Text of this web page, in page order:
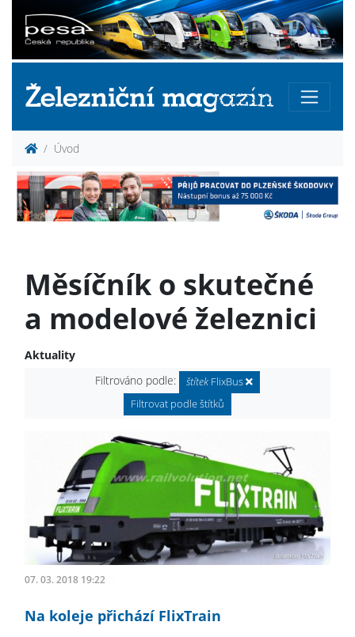
Úvod
Měsíčník o skutečné
a modelové železnici
Aktuality
Filtrováno podle:
štítek FlixBus
Filtrovat podle štítků
07. 03. 2018 19:22
Na koleje přichází FlixTrain